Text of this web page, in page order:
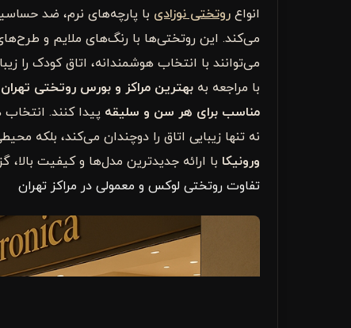
انواع روتختی نوزادی با پارچه‌های نرم، ضد
می‌کند. این روتختی‌ها با رنگ‌های ملایم و
می‌توانند با انتخاب هوشمندانه، اتاق کودک را
با مراجعه به بهترین مراکز و بورس روتختی تهران
مناسب برای هر سن و سلیقه پیدا کنند.
نه تنها زیبایی اتاق را دوچندان می‌کند، بلکه
ورونیکا با ارائه جدیدترین مدل‌ها و کیفیت
تفاوت روتختی لوکس و معمولی در مراکز تهران